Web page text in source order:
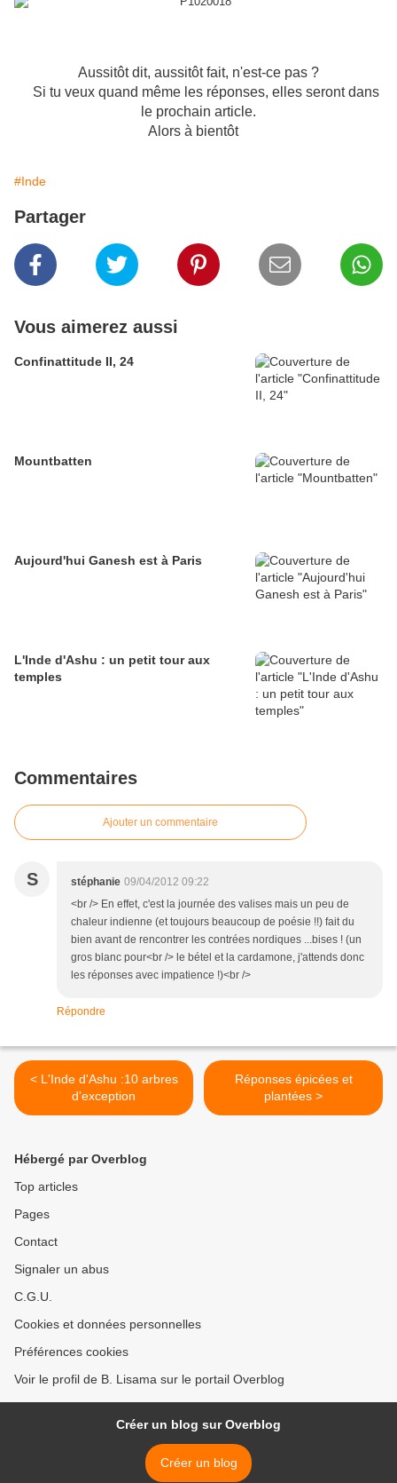
Aussitôt dit, aussitôt fait, n'est-ce pas ?
Si tu veux quand même les réponses, elles seront dans
le prochain article.
Alors à bientôt
#Inde
Partager
Vous aimerez aussi
Confinattitude II, 24
Mountbatten
Aujourd'hui Ganesh est à Paris
L'Inde d'Ashu : un petit tour aux
temples
Commentaires
Ajouter un commentaire
S stéphanie 09/04/2012 09:22
<br /> En effet, c'est la journée des valises mais un peu de
chaleur indienne (et toujours beaucoup de poésie !!) fait du
bien avant de rencontrer les contrées nordiques ...bises ! (un
gros blanc pour<br /> le bétel et la cardamone, j'attends donc
les réponses avec impatience !)<br />
Répondre
< L'Inde d'Ashu :10 arbres
d'exception
Réponses épicées et
plantées >
Hébergé par Overblog
Top articles
Pages
Contact
Signaler un abus
C.G.U.
Cookies et données personnelles
Préférences cookies
Voir le profil de B. Lisama sur le portail Overblog
Créer un blog sur Overblog
Créer un blog